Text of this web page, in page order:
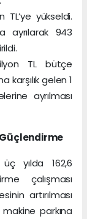
yükseldi.
ayrılarak 943
TL bütçe
karşılık gelen 1
ayrılması
Güçlendirme
üç yılda 162,6
çalışması
artırılması
parkına